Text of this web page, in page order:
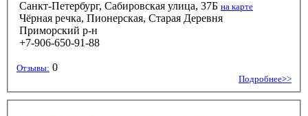
Санкт-Петербург, Сабировская улица, 37Б на карте
Чёрная речка, Пионерская, Старая Деревня
Приморский р-н
+7-906-650-91-88
Отзывы: 0
Подробнее>>